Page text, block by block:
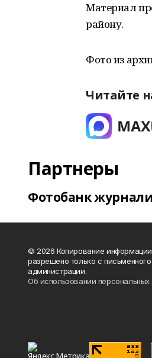
Материал
району.
Фото из
Читайте
Партнеры
Фотобанк
© 2026 Копирование
разрешено только с
администрации.
Об использовании персональных